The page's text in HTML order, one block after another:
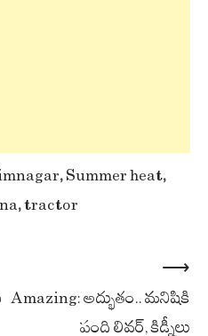
,Summer heat,
,tractor
Amazing: అద్భుతం.. మనిషికి
పంది లివర్, కిడ్నీలు
⟶